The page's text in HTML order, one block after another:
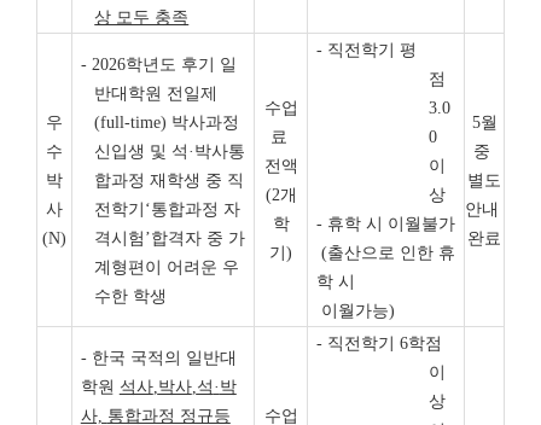
상 모두 충족
우
수
박
사
(N)
- 2026학년도 후기 일
반대학원 전일제
(full-time) 박사과정
신입생 및 석·박사통
합과정 재학생 중 직
전학기‘통합과정 자
격시험’합격자 중 가
계형편이 어려운 우
수한 학생
수업
료
전액
(2개
학
기)
- 직전학기 평
점
3.0
0
이
상
- 휴학 시 이월불가
(출산으로 인한 휴
학 시
이월가능)
5월
중
별도
안내
완료
- 한국 국적의 일반대
학원 석사, 박사, 석 · 박
사, 통합과정 정규등 수업
- 직전학기 6학점
이
상